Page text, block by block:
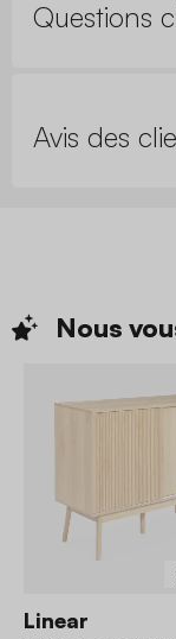
Questions
Avis des
Nous
Linear